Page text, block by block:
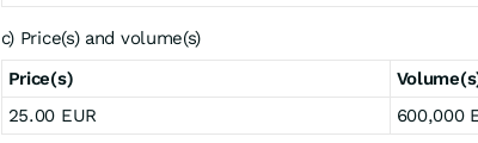
c) Price(s) and volume(s)
Price(s)
25.00 EUR
600,000